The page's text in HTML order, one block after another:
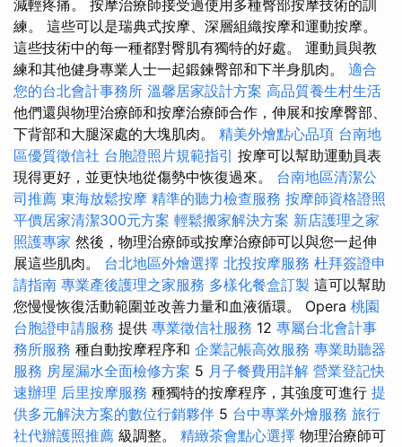
減輕疼痛。 按摩治療師接受過使用多種臀部按摩技術的訓
練。 這些可以是瑞典式按摩、深層組織按摩和運動按摩。
這些技術中的每一種都對臀肌有獨特的好處。 運動員與教
練和其他健身專業人士一起鍛鍊臀部和下半身肌肉。 適合
您的台北會計事務所 溫馨居家設計方案 高品質養生村生活
他們還與物理治療師和按摩治療師合作，伸展和按摩臀部、
下背部和大腿深處的大塊肌肉。 精美外燴點心品項 台南地
區優質徵信社 台胞證照片規範指引 按摩可以幫助運動員表
現得更好，並更快地從傷勢中恢復過來。 台南地區清潔公
司推薦 東海放鬆按摩 精準的聽力檢查服務 按摩師資格證照
平價居家清潔300元方案 輕鬆搬家解決方案 新店護理之家
照護專家 然後，物理治療師或按摩治療師可以與您一起伸
展這些肌肉。 台北地區外燴選擇 北投按摩服務 杜拜簽證申
請指南 專業產後護理之家服務 多樣化餐盒訂製 這可以幫助
您慢慢恢復活動範圍並改善力量和血液循環。 Opera 桃園
台胞證申請服務 提供 專業徵信社服務 12 專屬台北會計事
務所服務 種自動按摩程序和 企業記帳高效服務 專業助聽器
服務 房屋漏水全面檢修方案 5 月子餐費用詳解 營業登記快
速辦理 后里按摩服務 種獨特的按摩程序，其強度可進行 提
供多元解決方案的數位行銷夥伴 5 台中專業外燴服務 旅行
社代辦護照推薦 級調整。 精緻茶會點心選擇 物理治療師可